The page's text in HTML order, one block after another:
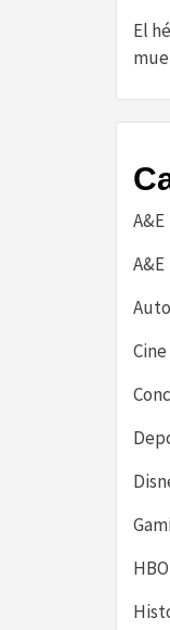
El
A&E
A&E
Cine